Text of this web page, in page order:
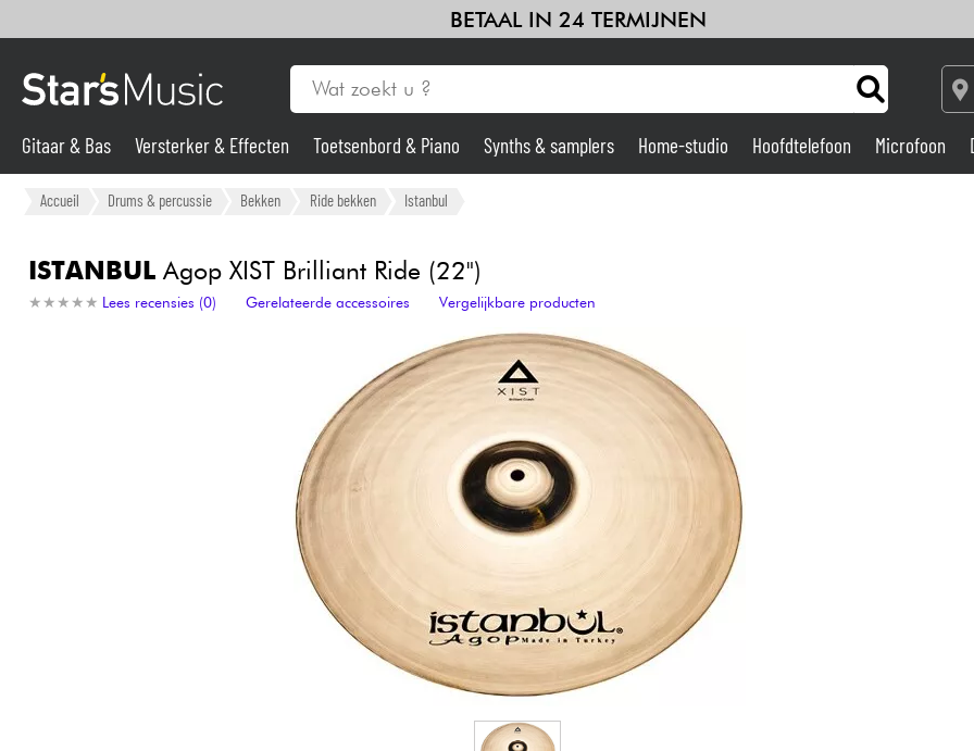
BETAAL IN 24 TERMIJNEN
Gitaar & Bas
Synths & samplers
Drums & percussie
Sets
Bekijk onze merken
Gitaar & Bas Versterker & Effecten Toetsenbord & Piano Synths & samplers Home-studio Hoofdtelefoon Microfoon
Accueil Drums & percussie Bekken Ride bekken Istanbul
ISTANBULAgop XIST Brilliant Ride (22")
★ ★ ★ ★ ★
★ ★ ★ ★ ★ Lees recensies (0) Gerelateerde accessoires Vergelijkbare producten